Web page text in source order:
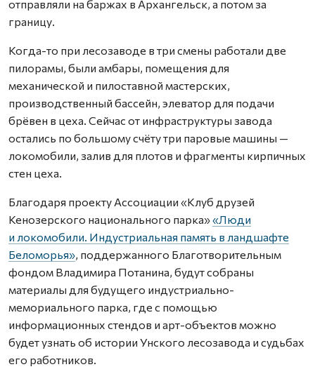
отправляли на баржах в Архангельск, а потом за
границу.
Когда-то при лесозаводе в три смены работали две
пилорамы, были амбары, помещения для
механической и пилоставной мастерских,
производственный бассейн, элеватор для подачи
брёвен в цеха. Сейчас от инфраструктуры завода
остались по большому счёту три паровые машины —
локомобили, залив для плотов и фрагменты кирпичных
стен цеха.
Благодаря проекту Ассоциации «Клуб друзей
Кенозерского национального парка»«Люди
и локомобили. Индустриальная память в ландшафте
Беломорья», поддержанного Благотворительным
фондом Владимира Потанина, будут собраны
материалы для будущего индустриально-
мемориального парка, где с помощью
информационных стендов и арт-объектов можно
будет узнать об истории Унского лесозавода и судьбах
его работников.